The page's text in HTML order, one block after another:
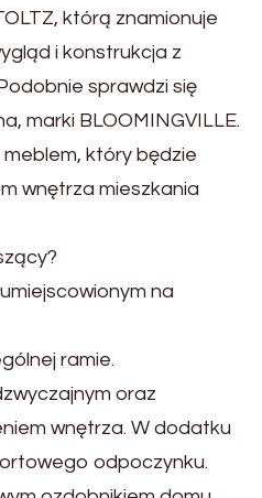
którą znamionuje
i konstrukcja z
sprawdzi się
marki BLOOMINGVILLE.
który będzie
wnętrza mieszkania
na
ramie.
oraz
wnętrza. W dodatku
odpoczynku.